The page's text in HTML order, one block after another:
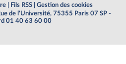
Fils RSS
Gestion des cookies
de l'Université, 75355 Paris 07 SP -
01 40 63 60 00